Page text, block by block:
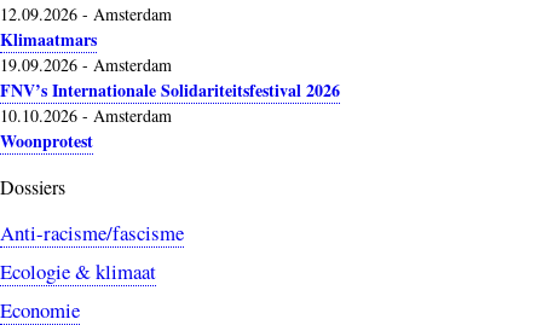
12.09.2026 - Amsterdam
Klimaatmars
19.09.2026 - Amsterdam
FNV’s Internationale Solidariteitsfestival 2026
10.10.2026 - Amsterdam
Woonprotest
Dossiers
Anti-racisme/fascisme
Ecologie & klimaat
Economie